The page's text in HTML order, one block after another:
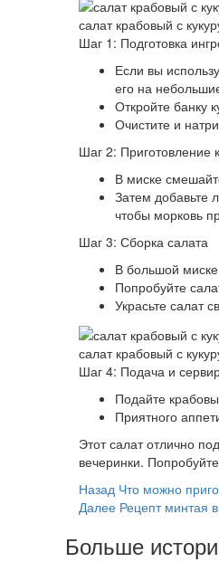
салат крабовый с
Шаг 1: Подготовка
Если вы
его на
Откройте банку
Очистите и
Шаг 2: Приготовление
В миске
Затем добавьте
чтобы морковь
Шаг 3: Сборка салата
В большой
Попробуйте
Украсьте салат
салат крабовый с
Шаг 4: Подача и
Подайте
Приятного
Этот салат отлично
вечеринки.
Post
Navigation
Назад Что можно
Далее Рецепт минтая
Больше